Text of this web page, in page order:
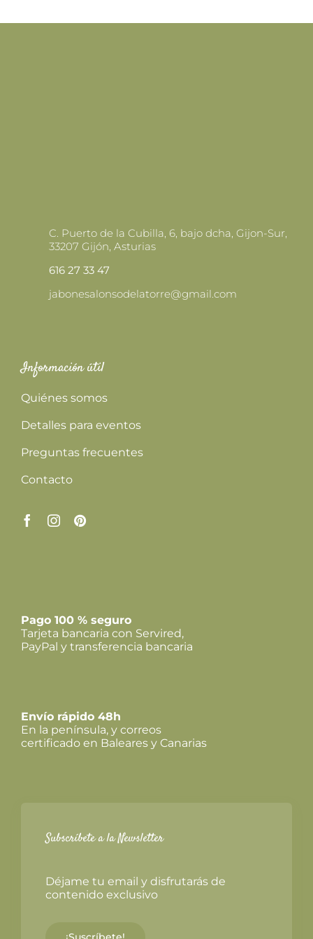
C. Puerto de la Cubilla, 6, bajo dcha, Gijon-Sur,
33207 Gijón, Asturias
616 27 33 47
jabonesalonsodelatorre@gmail.com
Información útil
Quiénes somos
Detalles para eventos
Preguntas frecuentes
Contacto
Pago 100 % seguro
Tarjeta bancaria con Servired,
PayPal y transferencia bancaria
Envío rápido 48h
En la península, y correos
certificado en Baleares y Canarias
Subscríbete a la Newsletter
Déjame tu email y disfrutarás de
contenido exclusivo